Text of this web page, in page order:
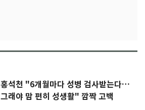
홍석천 "6개월마다 성병 검사받는다…
그래야 맘 편히 성생활" 깜짝 고백